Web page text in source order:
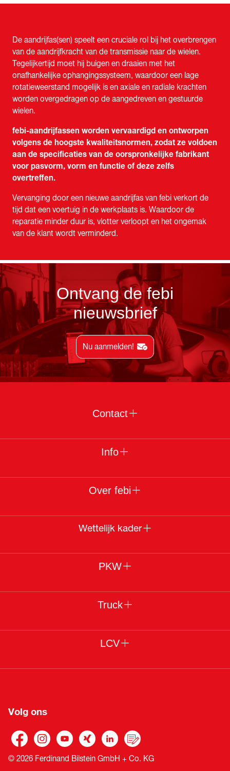
De aandrijfas(sen) speelt een cruciale rol bij het overbrengen
van de aandrijfkracht van de transmissie naar de wielen.
Tegelijkertijd moet hij buigen en draaien met het
onafhankelijke ophangingssysteem, waardoor een lage
rotatieweerstand mogelijk is en axiale en radiale krachten
worden overgedragen op de aangedreven en gestuurde
wielen.
febi-aandrijfassen worden vervaardigd en ontworpen
volgens de hoogste kwaliteitsnormen, zodat ze voldoen
aan de specificaties van de oorspronkelijke fabrikant
voor pasvorm, vorm en functie of deze zelfs
overtreffen.
Vervanging door een nieuwe aandrijfas van febi verkort de
tijd dat een voertuig in de werkplaats is. Waardoor de
reparatie minder duur is, vlotter verloopt en het ongemak
van de klant wordt verminderd.
Ontvang de febi
nieuwsbrief
Nu aanmelden!
Contact
Info
Over febi
Wettelijk kader
PKW
Truck
LCV
Volg ons
© 2026 Ferdinand Bilstein GmbH + Co. KG